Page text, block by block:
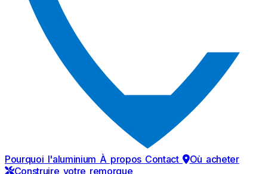
Pourquoi l'aluminium À propos Contact
Où acheter
Construire votre remorque